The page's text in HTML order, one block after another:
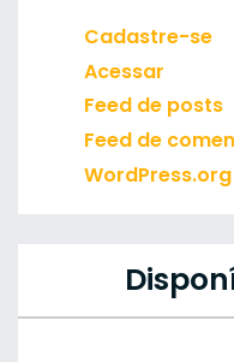
Cadastre-se
Acessar
Feed de posts
Feed de
WordPress.org